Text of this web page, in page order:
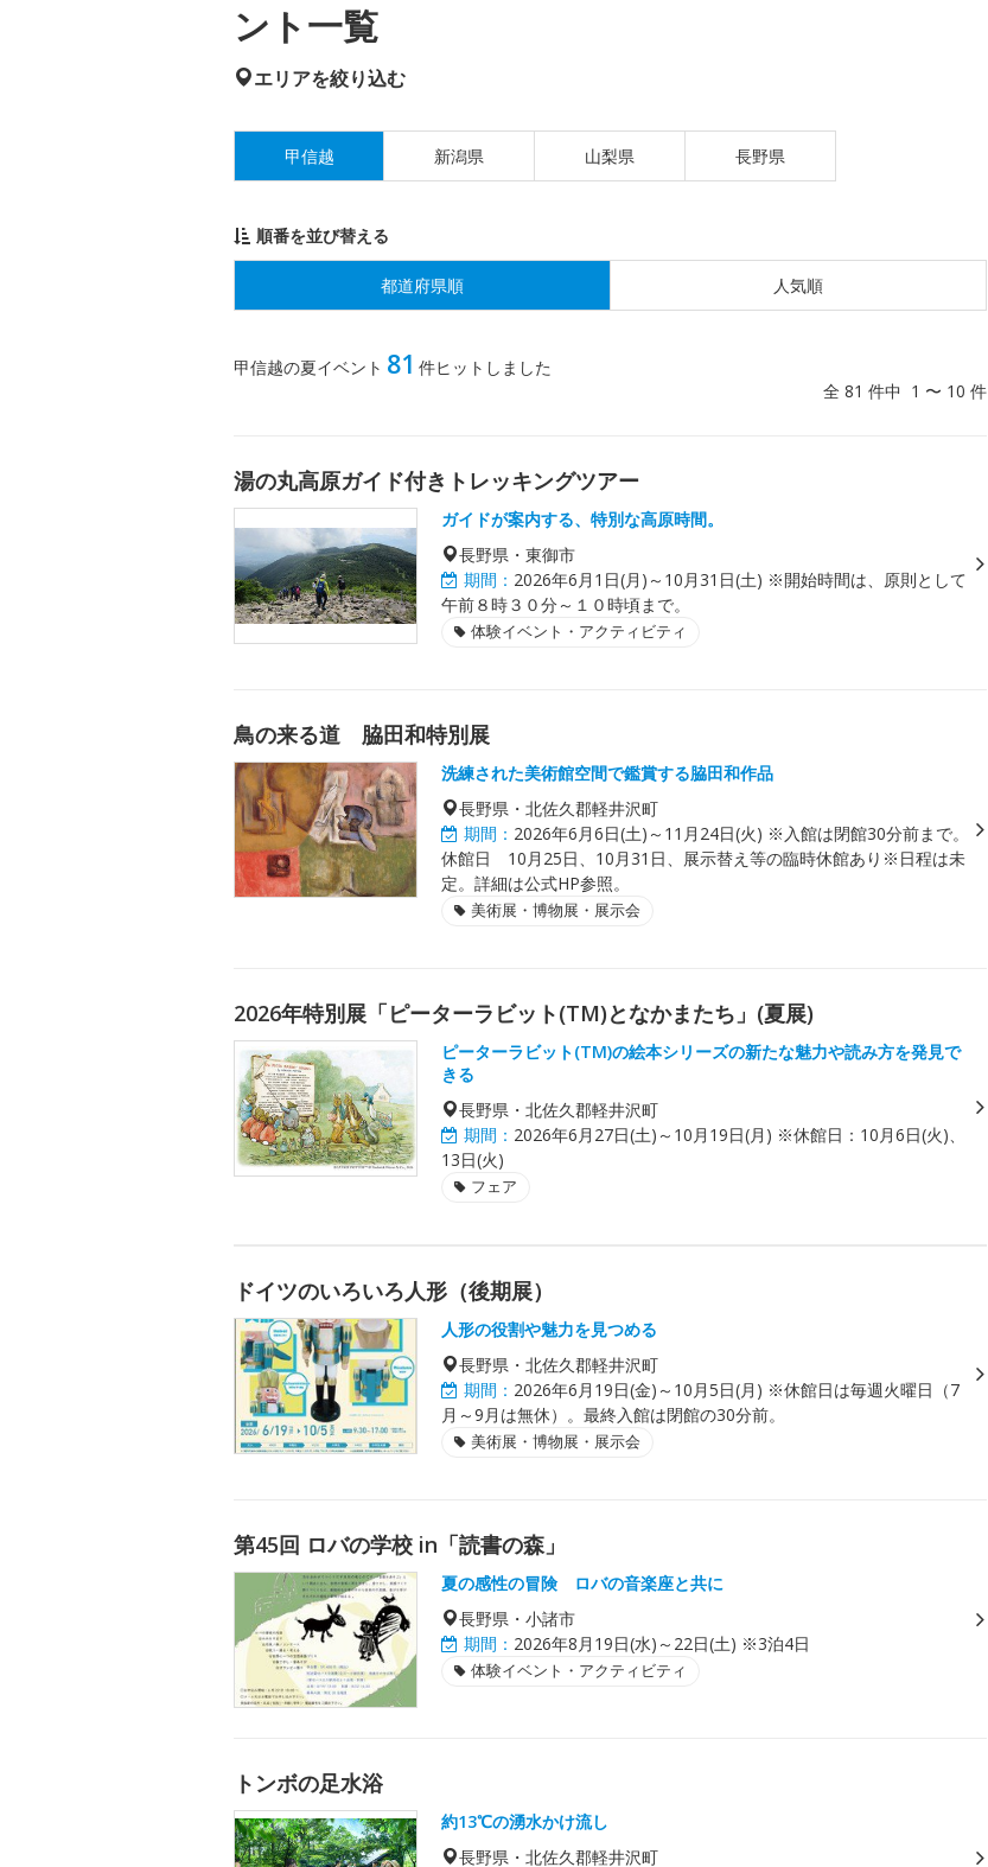
ント一覧
エリアを絞り込む
甲信越 新潟県 山梨県 長野県
順番を並び替える
都道府県順 人気順
甲信越の夏イベント 81 件ヒットしました
全 81 件中 1 〜 10 件
湯の丸高原ガイド付きトレッキングツアー
ガイドが案内する、特別な高原時間。
長野県・東御市
期間： 2026年6月1日(月)～10月31日(土) ※開始時間は、原則として
午前８時３０分～１０時頃まで。
体験イベント・アクティビティ
鳥の来る道 脇田和特別展
洗練された美術館空間で鑑賞する脇田和作品
長野県・北佐久郡軽井沢町
期間： 2026年6月6日(土)～11月24日(火) ※入館は閉館30分前まで。
休館日 10月25日、10月31日、展示替え等の臨時休館あり※日程は未
定。詳細は公式HP参照。
美術展・博物展・展示会
2026年特別展「ピーターラビット(TM)となかまたち」(夏展)
ピーターラビット(TM)の絵本シリーズの新たな魅力や読み方を発見で
きる
長野県・北佐久郡軽井沢町
期間： 2026年6月27日(土)～10月19日(月) ※休館日：10月6日(火)、
13日(火)
フェア
ドイツのいろいろ人形（後期展）
人形の役割や魅力を見つめる
長野県・北佐久郡軽井沢町
期間： 2026年6月19日(金)～10月5日(月) ※休館日は毎週火曜日（7
月～9月は無休）。最終入館は閉館の30分前。
美術展・博物展・展示会
第45回 ロバの学校 in「読書の森」
夏の感性の冒険 ロバの音楽座と共に
長野県・小諸市
期間： 2026年8月19日(水)～22日(土) ※3泊4日
体験イベント・アクティビティ
トンボの足水浴
約13℃の湧水かけ流し
長野県・北佐久郡軽井沢町